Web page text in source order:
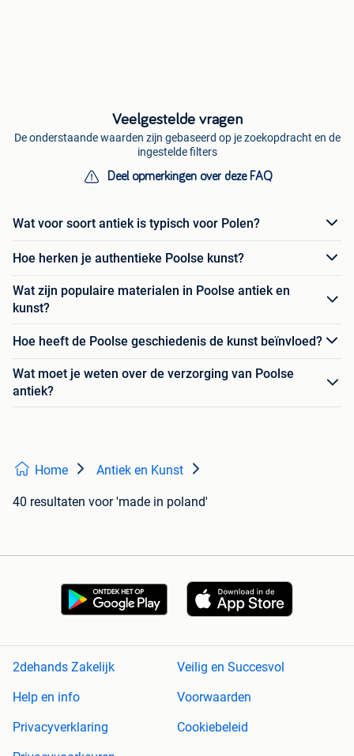
Veelgestelde vragen
De onderstaande waarden zijn gebaseerd op je zoekopdracht en de
ingestelde filters
Deel opmerkingen over deze FAQ
Wat voor soort antiek is typisch voor Polen?
Hoe herken je authentieke Poolse kunst?
Wat zijn populaire materialen in Poolse antiek en
kunst?
Hoe heeft de Poolse geschiedenis de kunst beïnvloed?
Wat moet je weten over de verzorging van Poolse
antiek?
Home Antiek en Kunst
40 resultaten voor 'made in poland'
2dehands Zakelijk
Veilig en Succesvol
Help en info
Voorwaarden
Privacyverklaring
Cookiebeleid